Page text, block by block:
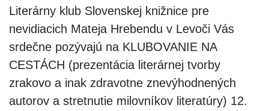
Literárny klub Slovenskej knižnice pre
nevidiacich Mateja Hrebendu v Levoči Vás
srdečne pozývajú na KLUBOVANIE NA
CESTÁCH (prezentácia literárnej tvorby
zrakovo a inak zdravotne znevýhodnených
autorov a stretnutie milovníkov literatúry) 12.